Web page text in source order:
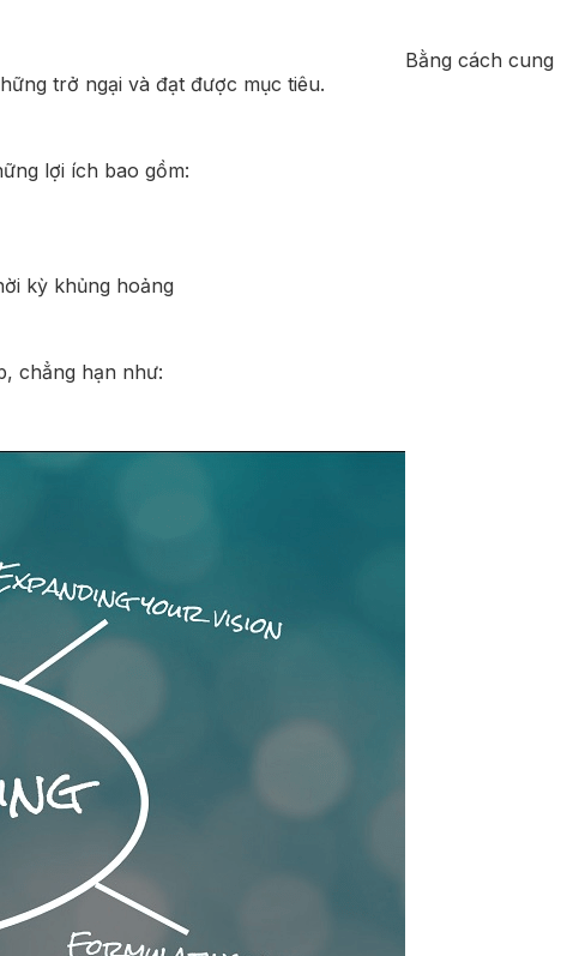
Bằng cách cung
trở ngại và đạt được mục tiêu.
lợi ích bao gồm:
kỳ khủng hoảng
chẳng hạn như: